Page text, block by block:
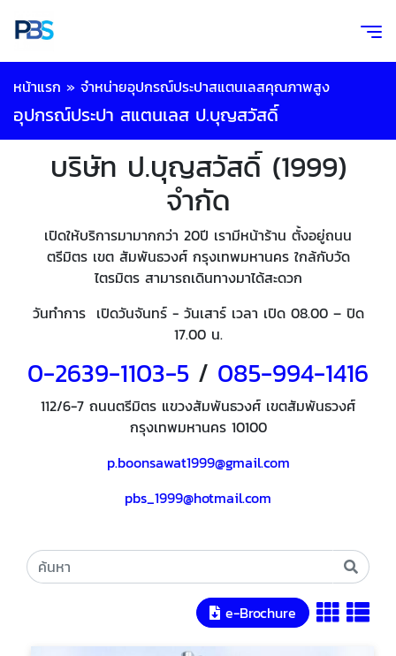
หน้าแรก » จำหน่ายอุปกรณ์ประปาสแตนเลสคุณภาพสูง
อุปกรณ์ประปา สแตนเลส ป.บุญสวัสดิ์
บริษัท ป.บุญสวัสดิ์ (1999)
จำกัด
เปิดให้บริการมามากกว่า 20ปี เรามีหน้าร้าน ตั้งอยู่ถนน
ตรีมิตร เขต สัมพันธวงศ์ กรุงเทพมหานคร ใกล้กับวัด
ไตรมิตร สามารถเดินทางมาได้สะดวก
วันทำการ เปิดวันจันทร์ - วันเสาร์ เวลา เปิด 08.00 – ปิด
17.00 น.
0-2639-1103-5 / 085-994-1416
112/6-7 ถนนตรีมิตร แขวงสัมพันธวงศ์ เขตสัมพันธวงศ์
กรุงเทพมหานคร 10100
p.boonsawat1999@gmail.com
pbs_1999@hotmail.com
e-Brochure